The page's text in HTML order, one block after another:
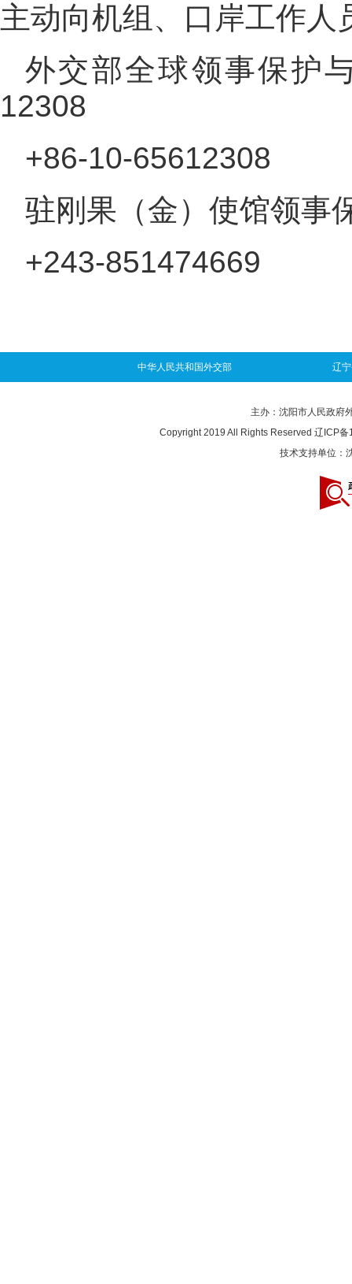
主动向机组、口岸工作人
外交部全球领事保护
12308
+86-10-65612308
驻刚果（金）使馆
+243-851474669
中华人民共和国外交部 辽
主办：沈阳市人民政府
Copyright 2019 All Rights Reserved 辽ICP备
技术支持单位：